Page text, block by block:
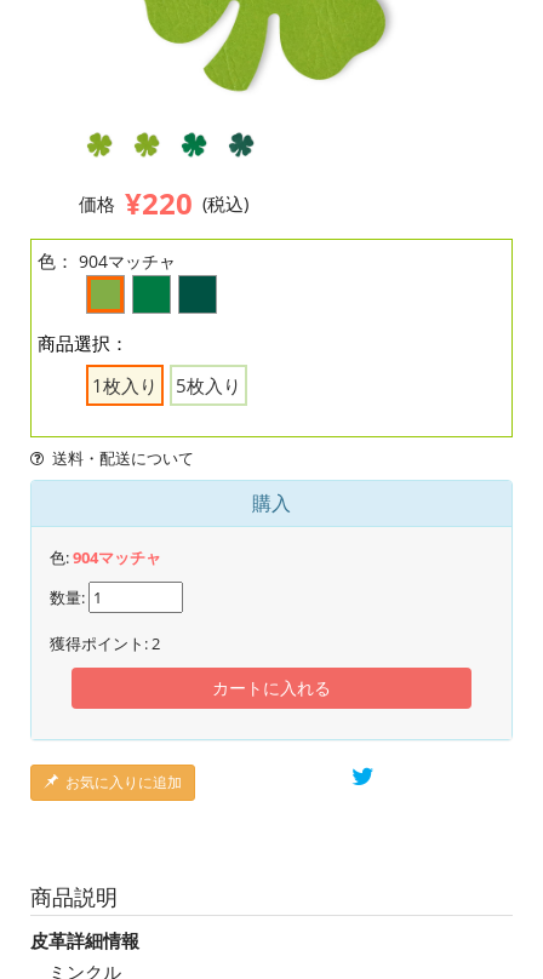
価格 ¥220 (税込)
色： 904マッチャ
商品選択：
1枚入り
5枚入り
送料・配送について
購入
色:904マッチャ
数量:
獲得ポイント:2
カートに入れる
お気に入りに追加
商品説明
皮革詳細情報
ミンクル